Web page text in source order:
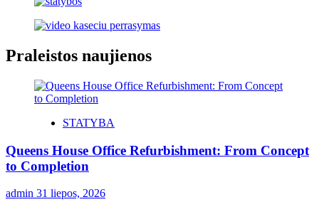
Praleistos naujienos
STATYBA
Queens House Office Refurbishment: From Concept
to Completion
admin 31 liepos, 2026